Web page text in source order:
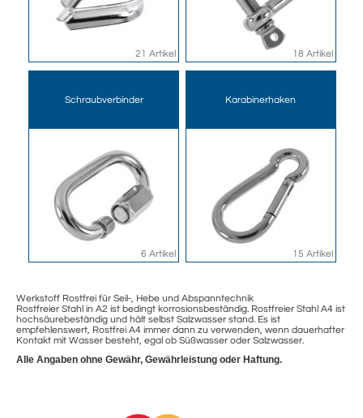
21 Artikel 18 Artikel
Schraubverbinder
6 Artikel
Karabinerhaken
15 Artikel
Werkstoff Rostfrei für Seil-, Hebe und Abspanntechnik
Rostfreier Stahl in A2 ist bedingt korrosionsbeständig. Rostfreier Stahl A4 ist
hochsäurebeständig und hält selbst Salzwasser stand. Es ist
empfehlenswert, Rostfrei A4 immer dann zu verwenden, wenn dauerhafter
Kontakt mit Wasser besteht, egal ob Süßwasser oder Salzwasser.
Alle Angaben ohne Gewähr, Gewährleistung oder Haftung.